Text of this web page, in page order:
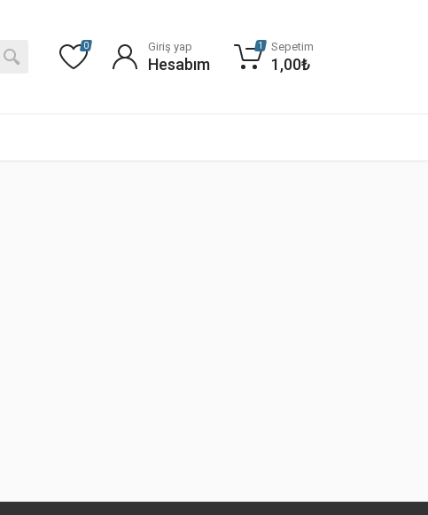
0 Giriş yap
Hesabım
1 Sepetim
1,00₺